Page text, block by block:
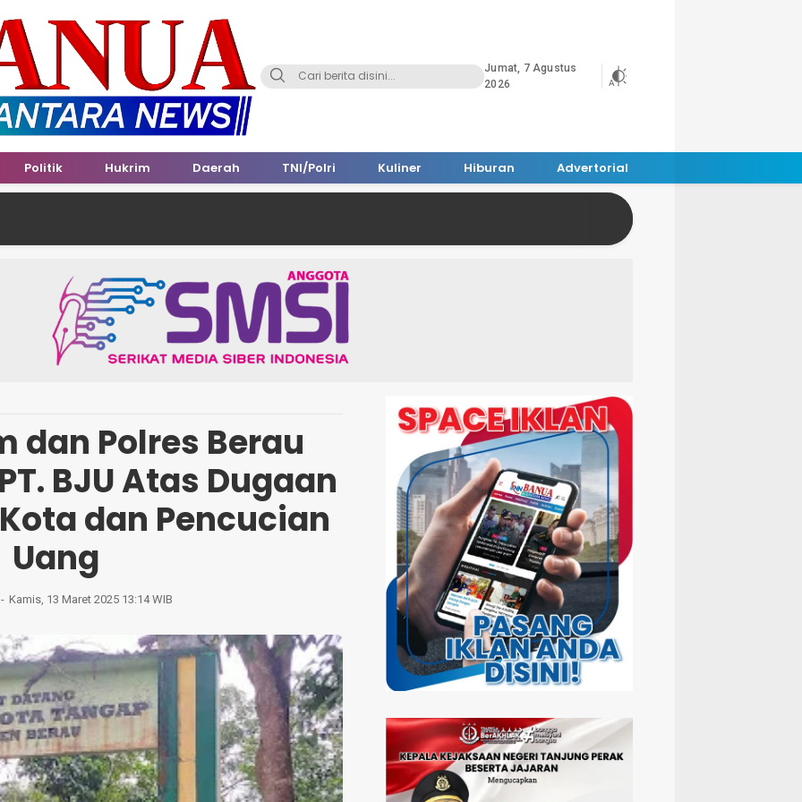
Jumat, 7 Agustus
2026
Politik Hukrim Daerah TNI/Polri Kuliner Hiburan Advertorial
dan Polres Berau
BJU Atas Dugaan
dan Pencucian
Uang
Kamis, 13 Maret 2025 13:14 WIB